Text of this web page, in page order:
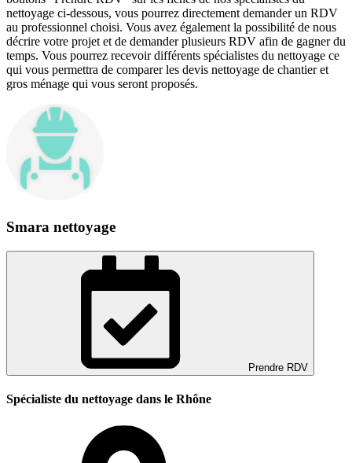
nettoyage ci-dessous, vous pourrez directement demander un RDV
au professionnel choisi. Vous avez également la possibilité de nous
décrire votre projet et de demander plusieurs RDV afin de gagner du
temps. Vous pourrez recevoir différents spécialistes du nettoyage ce
qui vous permettra de comparer les devis nettoyage de chantier et
gros ménage qui vous seront proposés.
Smara nettoyage
Prendre RDV
Spécialiste du nettoyage dans le Rhône